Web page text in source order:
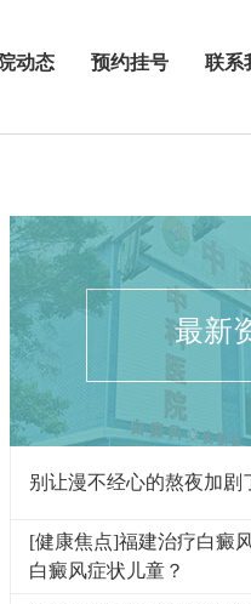
动态 预约挂号 联系
最新
别让漫不经心的熬夜加剧
[健康焦点]福建治疗白癜
白癜风症状儿童？